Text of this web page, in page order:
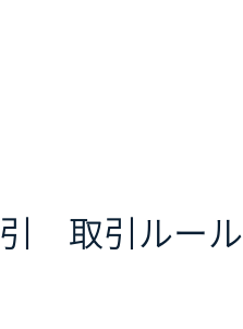
取引ルー